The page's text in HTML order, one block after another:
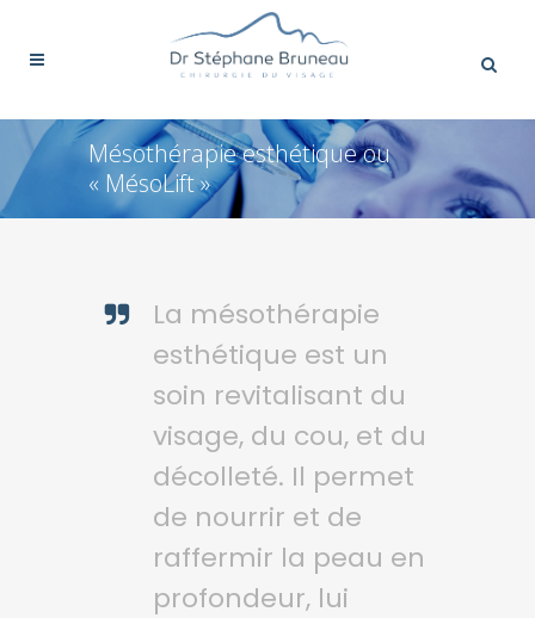
Mésothérapie esthétique ou
« MésoLift »
La mésothérapie
esthétique est un
soin revitalisant du
visage, du cou, et du
décolleté. Il permet
de nourrir et de
raffermir la peau en
profondeur, lui